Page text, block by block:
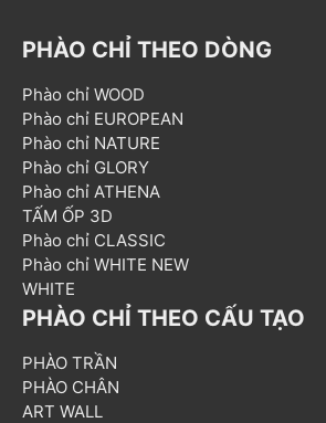
PHÀO CHỈ THEO DÒNG
Phào chỉ WOOD
Phào chỉ EUROPEAN
Phào chỉ NATURE
Phào chỉ GLORY
Phào chỉ ATHENA
TẤM ỐP 3D
Phào chỉ CLASSIC
Phào chỉ WHITE NEW
WHITE
PHÀO CHỈ THEO CẤU TẠO
PHÀO TRẦN
PHÀO CHÂN
ART WALL